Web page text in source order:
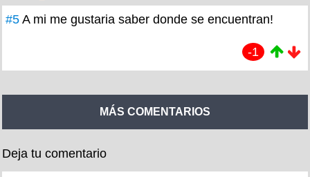
#5 A mi me gustaria saber donde se encuentran!
-1
MÁS COMENTARIOS
Deja tu comentario